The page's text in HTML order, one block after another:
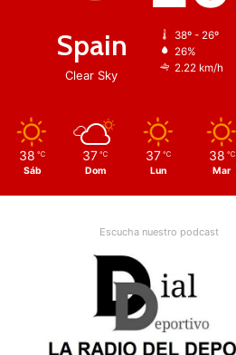
Spain
Clear Sky
38º - 26º
26%
2.22 km/h
38 ℃
Sáb
37 ℃
Dom
37 ℃
Lun
38 ℃
Mar
Escucha nuestro podcast